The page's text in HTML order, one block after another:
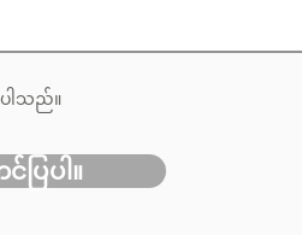
ါသည်။
ပြပါ။